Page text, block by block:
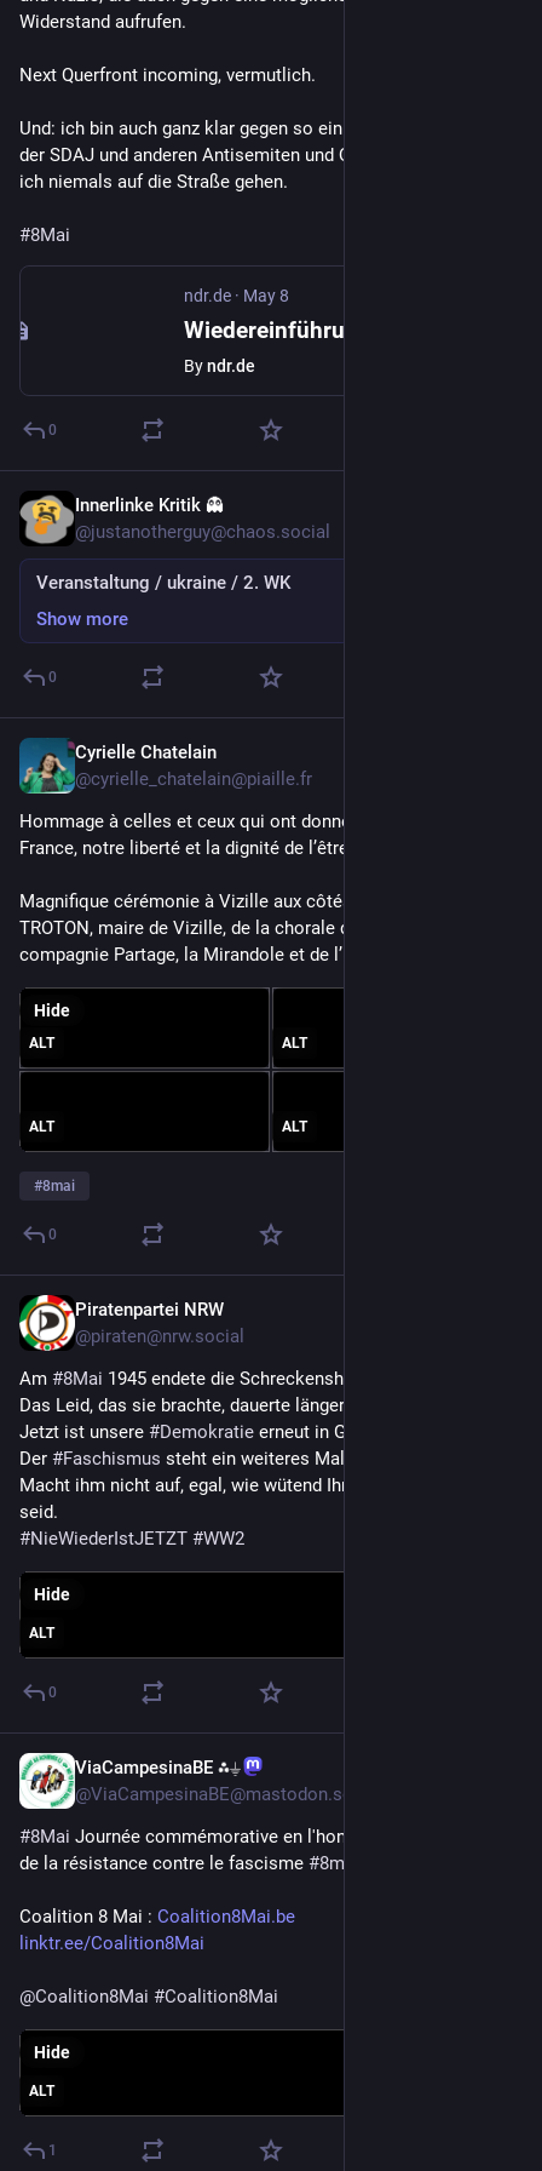
alten Marschmusik auf.
(...)
Weiterlesen in der Rede von Sebastian Schröder /
@sebastianschroeder@nrw.social  zum 8. Mai
#
Widerstand aufrufen.
Next Querfront incoming, vermutlich.
Und: ich bin auch ganz klar gegen so ein Vorhaben, doch mit
der SDAJ und anderen Antisemiten und Querfrontlern würde
ich niemals auf die Straße gehen.
#8Mai
ndr.de · May 8
Byndr.de
0
Innerlinke Kritik 👻
@justanotherguy@chaos.social
Veranstaltung / ukraine / 2. WK
Show more
0
Cyrielle Chatelain
@cyrielle_chatelain@piaille.fr
Hommage à celles et ceux qui ont donné leur vie pour la
France, notre liberté et la dignité de l’être humain.
Magnifique cérémonie à Vizille aux côtés de Catherine
TROTON, maire de Vizille, de la chorale des écoles, la
compagnie Partage, la Mirandole et de l’Harmonie.
ALT ALT
ALT ALT
Hide
#8mai
0
Piratenpartei NRW
@piraten@nrw.social
Am #8Mai 1945 endete die Schreckensherrschaft der
Das Leid, das sie brachte, dauerte länger.
Jetzt ist unsere #Demokratie erneut in Gefahr.
Der #Faschismus steht ein weiteres Mal vor unseren Türen.
Macht ihm nicht auf, egal, wie wütend Ihr über die Regierung
seid.
#NieWiederIstJETZT #WW2
ALT
Hide
0
ViaCampesinaBE ⁂⏚
@ViaCampesinaBE@mastodon.social
#8Mai Journée commémorative en l'honneur de la victoire et
de la résistance contre le fascisme #8mai1945
Coalition 8 Mai : Coalition8Mai.be
linktr.ee/Coalition8Mai
@Coalition8Mai #Coalition8Mai
ALT
Hide
1